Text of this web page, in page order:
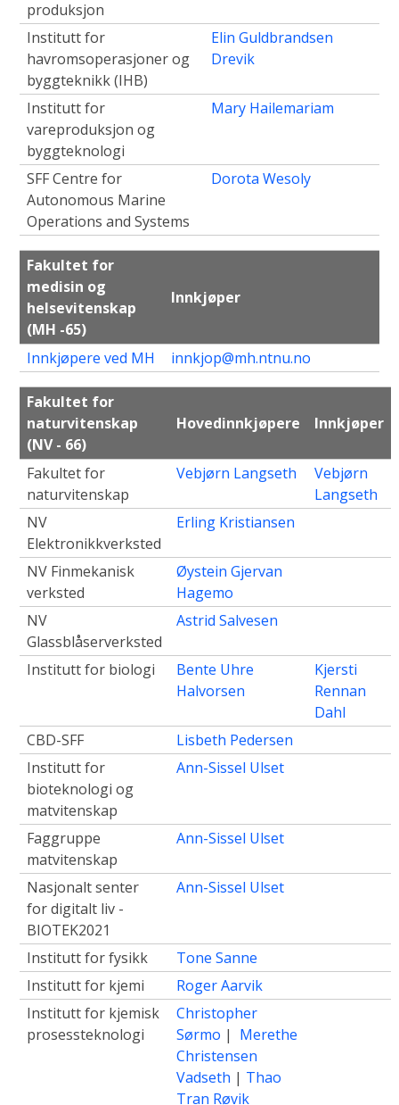
produksjon
Institutt for
havromsoperasjoner og
byggteknikk (IHB)
Elin Guldbrandsen
Drevik
Institutt for
vareproduksjon og
byggteknologi
Mary Hailemariam
SFF Centre for
Autonomous Marine
Operations and Systems
Dorota Wesoly
Fakultet for
medisin og
helsevitenskap
(MH -65)
Innkjøper
Innkjøpere ved MH innkjop@mh.ntnu.no
Fakultet for
naturvitenskap
(NV - 66)
Hovedinnkjøpere Innkjøper
Fakultet for
naturvitenskap
Vebjørn Langseth
Vebjørn
Langseth
NV
Elektronikkverksted
Erling Kristiansen
NV Finmekanisk
verksted
Øystein Gjervan
Hagemo
NV
Glassblåserverksted
Astrid Salvesen
Institutt for biologi
Bente Uhre
Halvorsen
Kjersti
Rennan
Dahl
CBD-SFF
Lisbeth Pedersen
Institutt for
bioteknologi og
matvitenskap
Ann-Sissel Ulset
Faggruppe
matvitenskap
Ann-Sissel Ulset
Nasjonalt senter
for digitalt liv -
BIOTEK2021
Ann-Sissel Ulset
Institutt for fysikk
Tone Sanne
Institutt for kjemi
Roger Aarvik
Institutt for kjemisk
prosessteknologi
Christopher
Sørmo | Merethe
Christensen
Vadseth | Thao
Tran Røvik